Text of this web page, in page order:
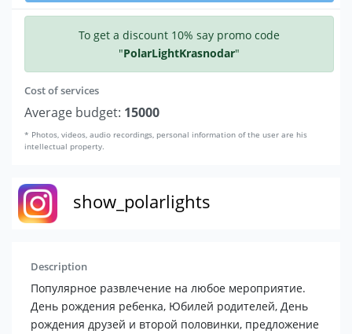
To get a discount 10% say promo code
"PolarLightKrasnodar"
Cost of services
Average budget: 15000
* Photos, videos, audio recordings, personal information of the user are his
intellectual property.
show_polarlights
Description
Популярное развлечение на любое мероприятие.
День рождения ребенка, Юбилей родителей, День
рождения друзей и второй половинки, предложение